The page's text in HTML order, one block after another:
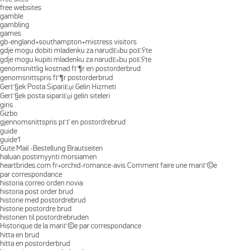
free websites
gamble
gambling
games
gb-england+southampton+mistress visitors
gdje mogu dobiti mladenku za narudЕѕbu poЕЎte
gdje mogu kupiti mladenku za narudЕѕbu poЕЎte
genomsnittlig kostnad fГ¶r en postorderbrud
genomsnittspris fГ¶r postorderbrud
GerГ§ek Posta SipariЕџi Gelin Hizmeti
GerГ§ek posta sipariЕџi gelin siteleri
giris
Gizbo
gjennomsnittspris pГҐ en postordrebrud
guide
guide1
Gute Mail -Bestellung Brautseiten
haluan postimyynti morsiamen
heartbrides.com fr+orchid-romance-avis Comment faire une mariГ©e
par correspondance
historia correo orden novia
historia post order brud
historie med postordrebrud
historie postordre brud
historien til postordrebruden
Historique de la mariГ©e par correspondance
hitta en brud
hitta en postorderbrud